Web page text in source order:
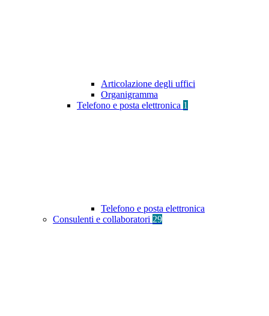
Articolazione degli uffici
Organigramma
Telefono e posta elettronica 1
Telefono e posta elettronica
Consulenti e collaboratori 29